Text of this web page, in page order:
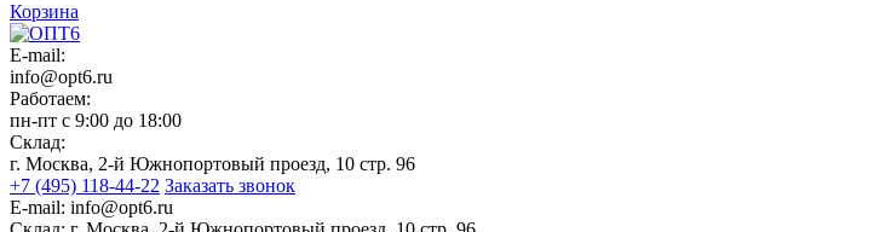
Корзина
E-mail:
info@opt6.ru
Работаем:
пн-пт с 9:00 до 18:00
Склад:
г. Москва, 2-й Южнопортовый проезд, 10 стр. 96
+7 (495) 118-44-22 Заказать звонок
E-mail: info@opt6.ru